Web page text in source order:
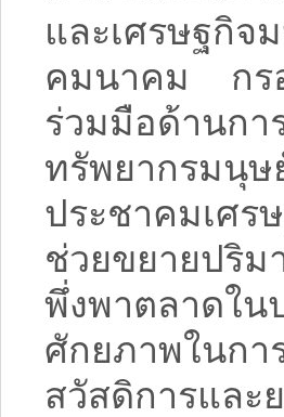
และเศรษฐกิ
คมนาคม กร
ร่วมมือด้านก
ทรัพยากรมนุ
ประชาคมเศร
ช่วยขยายปริ
พึ่งพาตลาดใ
ศักยภาพในก
สวัสดิการและ